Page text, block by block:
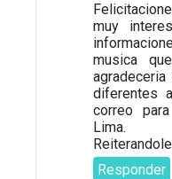
muy
musica
diferentes
correo
Lima.
Responder